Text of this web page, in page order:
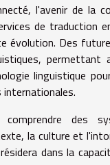
l'avenir de la
de traduction
évolution. Des
permettant
linguistique
des
la culture et
dans la